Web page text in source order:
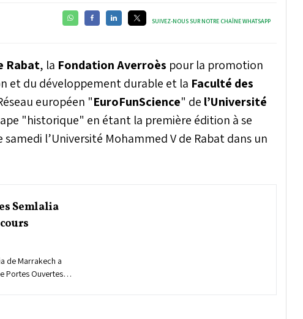
SUIVEZ-NOUS SUR NOTRE CHAÎNE WHATSAPP
Rabat, la Fondation Averroès pour la promotion
et du développement durable et la Faculté des
européen "EuroFunScience" de l’Université
"historique" en étant la première édition à se
l’Université Mohammed V de Rabat dans un
Semlalia
de Marrakech a
Portes Ouvertes